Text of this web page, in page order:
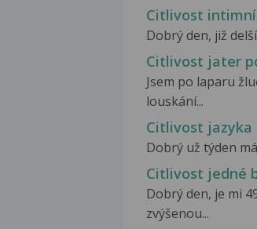
Citlivost
Dobrý den, již
Citlivost jater
Jsem po laparu
louskání...
Citlivost jazyka
Dobrý už týden
Citlivost jedné
Dobrý den, je mi
zvýšenou...